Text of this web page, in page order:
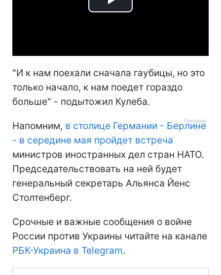
Play
"И к нам поехали сначала гаубицы, но это
только начало, к нам поедет гораздо
больше" - подытожил Кулеба.
Напомним, в столице Германии - Берлине
- в середине мая пройдет встреча
министров иностранных дел стран НАТО.
Председательствовать на ней будет
генеральный секретарь Альянса Йенс
Столтенберг.
Срочные и важные сообщения о войне
России против Украины читайте на канале
РБК-Украина в Telegram.